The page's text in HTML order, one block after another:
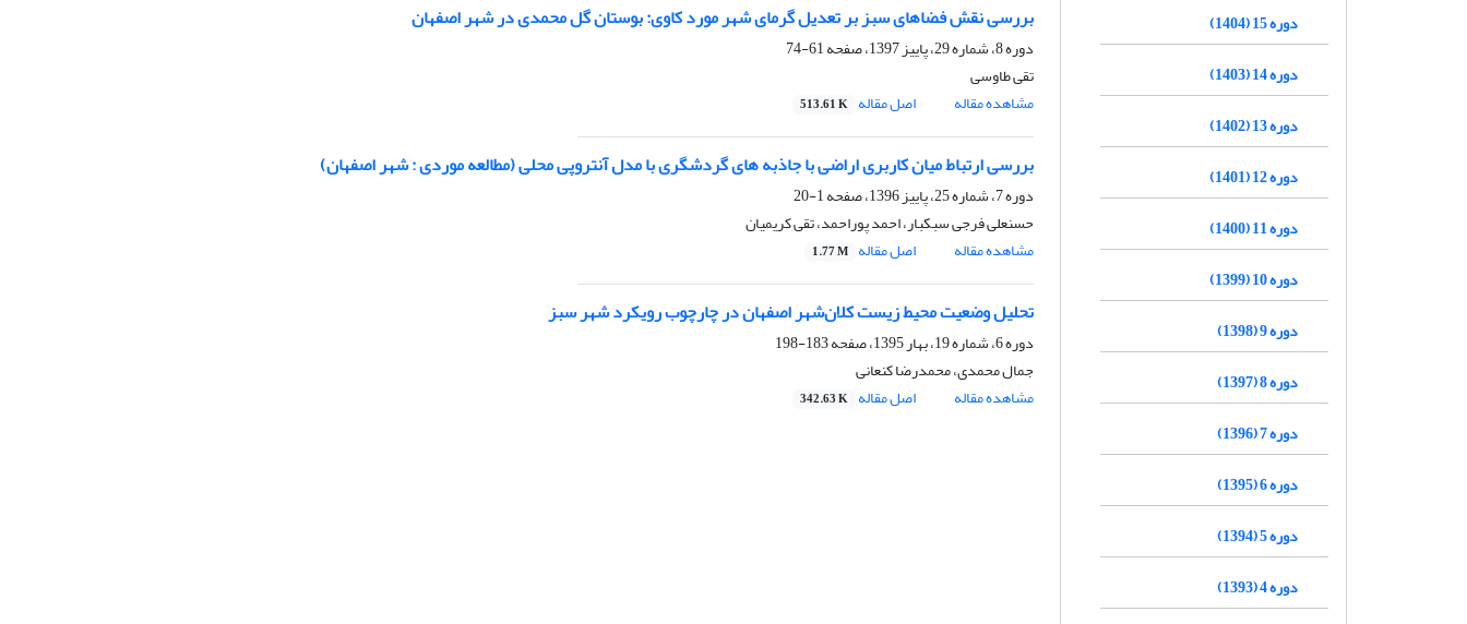
بررسی نقش فضاهای سبز بر تعدیل گرمای شهر مورد کاوی: بوستان گل محمدی در شهر اصفهان
دوره 8، شماره 29، پاییز 1397، صفحه
61-74
تقی طاوسی
مشاهده مقاله
اصل مقاله 513.61 K
بررسی ارتباط میان کاربری اراضی با جاذبه های گردشگری با مدل آنتروپی محلی (مطالعه موردی : شهر اصفهان)
دوره 7، شماره 25، پاییز 1396، صفحه
1-20
حسنعلی فرجی سبکبار، احمد پوراحمد، تقی کریمیان
مشاهده مقاله
اصل مقاله 1.77 M
تحلیل وضعیت محیط زیست کلان‌شهر اصفهان در چارچوب رویکرد شهر سبز
دوره 6، شماره 19، بهار 1395، صفحه
183-198
جمال محمدی، محمدرضا کنعانی
مشاهده مقاله
اصل مقاله 342.63 K
دوره 15 (1404)
دوره 14 (1403)
دوره 13 (1402)
دوره 12 (1401)
دوره 11 (1400)
دوره 10 (1399)
دوره 9 (1398)
دوره 8 (1397)
دوره 7 (1396)
دوره 6 (1395)
دوره 5 (1394)
دوره 4 (1393)